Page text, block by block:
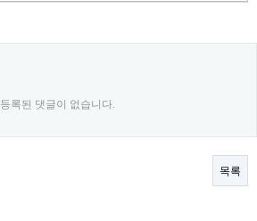
등록된 댓글이 없습니다.
목록